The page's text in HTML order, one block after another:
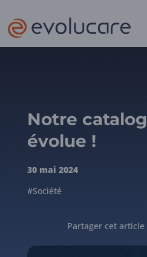
Notre
évolue !
30 mai 2024
#Société
Partager cet article